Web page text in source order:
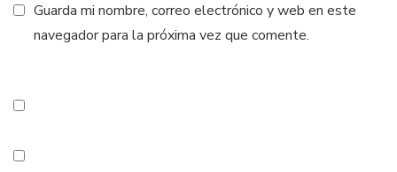
Guarda mi nombre, correo electrónico y web en este
navegador para la próxima vez que comente.